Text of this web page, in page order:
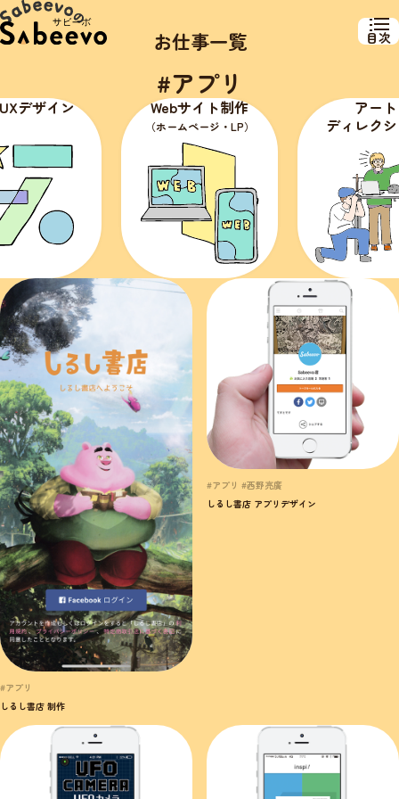
目次
お仕事一覧
#アプリ
デザイン Webサイト制作
（ホームページ・LP）
アート
ディレクシ
#アプリ
しるし書店 制作
#アプリ #西野亮廣
しるし書店 アプリデザイン